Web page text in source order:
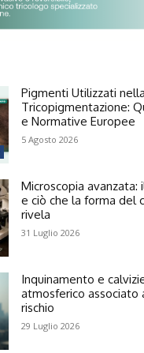
Pigmenti Utilizzati nella
Tricopigmentazione:
e Normative Europee
5 Agosto 2026
Microscopia
e ciò che la forma del
rivela
31 Luglio 2026
Inquinamento e
atmosferico associato
rischio
29 Luglio 2026